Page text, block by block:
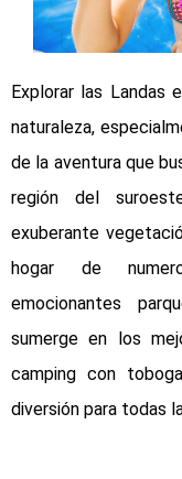
Explorar las Landas
naturaleza,
de la aventura que
región del
exuberante
hogar de
emocionantes
sumerge en los
camping con
diversión para todas